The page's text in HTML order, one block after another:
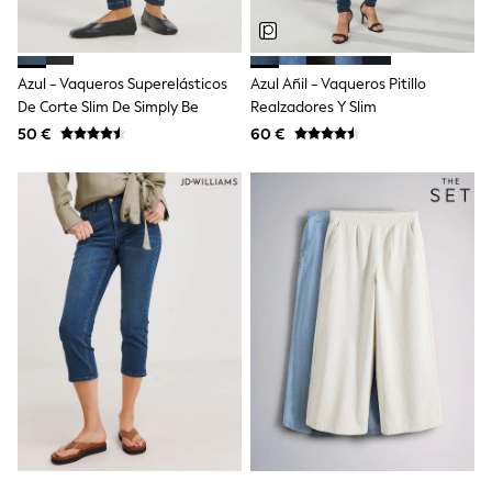
Shoes
Cardigans
New In
Nighties
Pyjamas
Sleepsuits
Blanket Hoodies
All Bags & Accessories
New In
Bags
Denim Jackets
Raincoats
Waterproof
Shackets
Puddlesuits
Pramsuits
Fleeces
Teddy Borg
Puffers
Azul - Vaqueros Superelásticos
De Corte Slim De Simply Be
50 €
Azul Añil - Vaqueros Pitillo
Realzadores Y Slim
60 €